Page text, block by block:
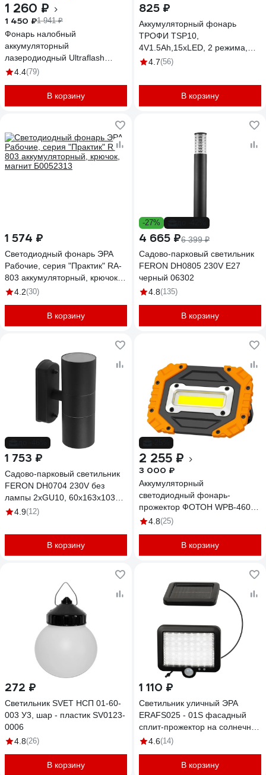
1 260 ₽
1 450 ₽1 941 ₽
Фонарь налобный
аккумуляторный
лазеродиодный Ultraflash
E1335 4 Вт, черный, 2LED
4.4(79)
В корзину
825 ₽
Аккумуляторный фонарь
ТРОФИ TSP10,
4V1.5Ah,15хLED, 2 режима,
Б0016537
4.7(56)
В корзину
1 574 ₽
Светодиодный фонарь ЭРА
Рабочие, серия "Практик" RA-
803 аккумуляторный, крючок,
магнит Б0052313
4.2(30)
В корзину
-27%
4 665 ₽6 399 ₽
Садово-парковый светильник
FERON DH0805 230V E27
черный 06302
4.8(135)
В корзину
1 753 ₽
Садово-парковый светильник
FERON DH0704 230V без
лампы 2хGU10, 60х163х103
мм, черный 11881
4.9(12)
В корзину
2 255 ₽
3 000 ₽
Аккумуляторный
светодиодный фонарь-
прожектор ФОТОН WPB-4600
10Вт 24091
4.8(25)
В корзину
272 ₽
Светильник SVET НСП 01-60-
003 У3, шар - пластик SV0123-
0006
4.8(26)
В корзину
1 110 ₽
Светильник уличный ЭРА
ERAFS025 - 01S фасадный
сплит-прожектор на солнечной
батарее холодный белый 100
4.6(14)
В корзину